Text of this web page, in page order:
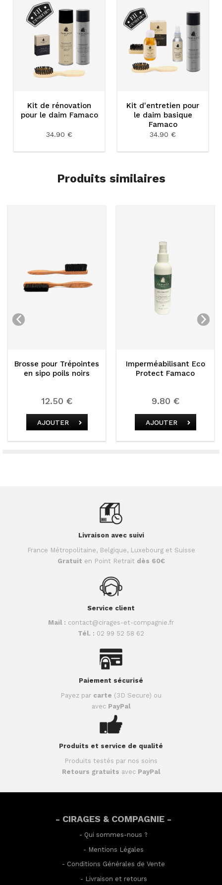
Kit de rénovation
pour le daim Famaco
34.90 €
Kit d'entretien pour
le daim basique
Famaco
34.90 €
Produits similaires
Trépointes
noirs
Imperméabilisant Eco
Protect Famaco
Famaco
Livraison avec suivi
France Métropolitaine, Belgique, Luxebourg et Suisse
Gratuit en Point Retrait dès 60€
Service client
Mail : contact@cirages-et-compagnie.fr
Tél. : 02 99 52 58 62
Paiement sécurisé
Payez par carte (3D Secure) ou
avec PayPal
Produits et service de qualité
Produits testés par nos soins
Retours gratuits avec PayPal
- CIRAGES & COMPAGNIE -
- Qui sommes-nous ?
- Mentions Légales
- Conditions Générales de Vente
- Livraison et retours